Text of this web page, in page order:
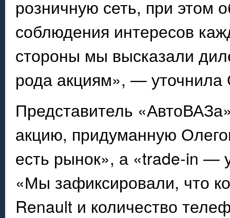
розничную сеть, при этом
соблюдения интересов
стороны мы высказали
рода акциям», — уточнила
Представитель
акцию, придуманную
есть рынок», а «trade-in —
«Мы зафиксировали, что
Renault и количество